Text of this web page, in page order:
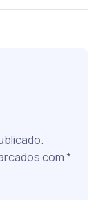
com*